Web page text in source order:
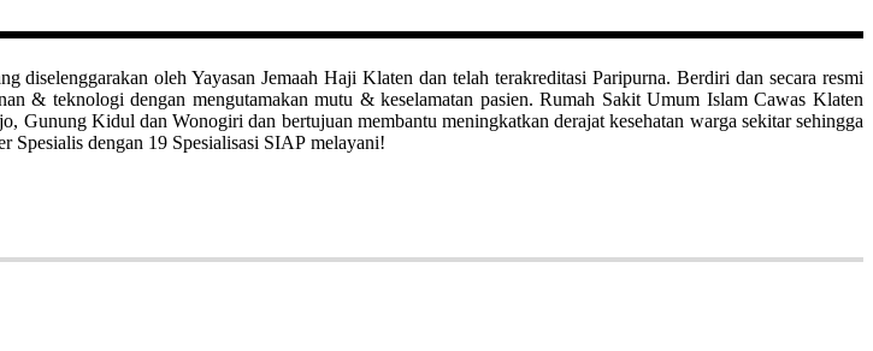
oleh Yayasan Jemaah Haji Klaten dan telah terakreditasi Paripurna. Berdiri dan secara resmi
& teknologi dengan mengutamakan mutu & keselamatan pasien. Rumah Sakit Umum Islam Cawas Klaten
Gunung Kidul dan Wonogiri dan bertujuan membantu meningkatkan derajat kesehatan warga sekitar sehingga
Spesialis dengan 19 Spesialisasi SIAP melayani!